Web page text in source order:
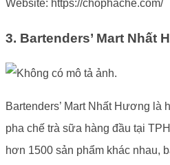
Website: https://chophache.com/
3. Bartenders’ Mart Nhất
Bartenders’ Mart Nhất Hương là
pha chế trà sữa hàng đầu tại
hơn 1500 sản phẩm khác nhau,